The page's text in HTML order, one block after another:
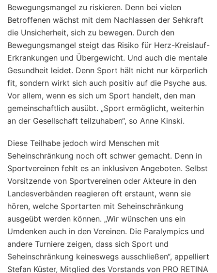
Bewegungsmangel zu riskieren. Denn bei vielen
Betroffenen wächst mit dem Nachlassen der Sehkraft
die Unsicherheit, sich zu bewegen. Durch den
Bewegungsmangel steigt das Risiko für Herz-Kreislauf-
Erkrankungen und Übergewicht. Und auch die mentale
Gesundheit leidet. Denn Sport hält nicht nur körperlich
fit, sondern wirkt sich auch positiv auf die Psyche aus.
Vor allem, wenn es sich um Sport handelt, den man
gemeinschaftlich ausübt. „Sport ermöglicht, weiterhin
an der Gesellschaft teilzuhaben“, so Anne Kinski.
Diese Teilhabe jedoch wird Menschen mit
Seheinschränkung noch oft schwer gemacht. Denn in
Sportvereinen fehlt es an inklusiven Angeboten. Selbst
Vorsitzende von Sportvereinen oder Akteure in den
Landesverbänden reagieren oft erstaunt, wenn sie
hören, welche Sportarten mit Seheinschränkung
ausgeübt werden können. „Wir wünschen uns ein
Umdenken auch in den Vereinen. Die Paralympics und
andere Turniere zeigen, dass sich Sport und
Seheinschränkung keineswegs ausschließen“, appelliert
Stefan Küster, Mitglied des Vorstands von PRO RETINA